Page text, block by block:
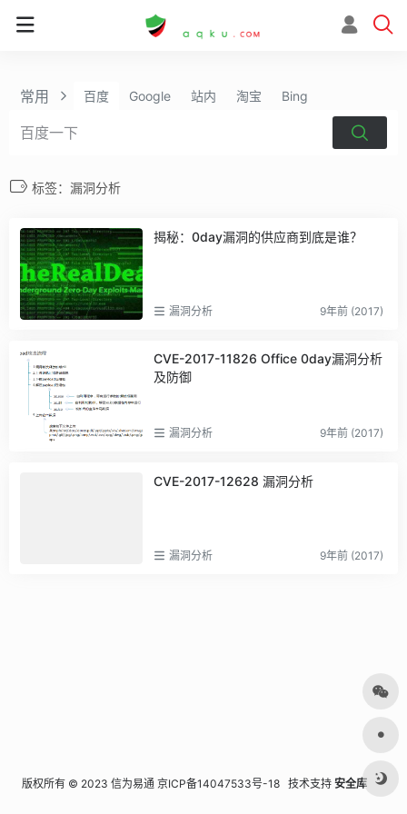
常用 百度 Google 站内 淘宝 Bing
标签：漏洞分析
揭秘：0day漏洞的供应商到底是谁？
漏洞分析 9年前 (2017)
CVE-2017-11826 Office 0day漏洞分析
及防御
漏洞分析 9年前 (2017)
CVE-2017-12628 漏洞分析
漏洞分析 9年前 (2017)
版权所有 © 2023 信为易通 京ICP备14047533号-18 技术支持 安全库